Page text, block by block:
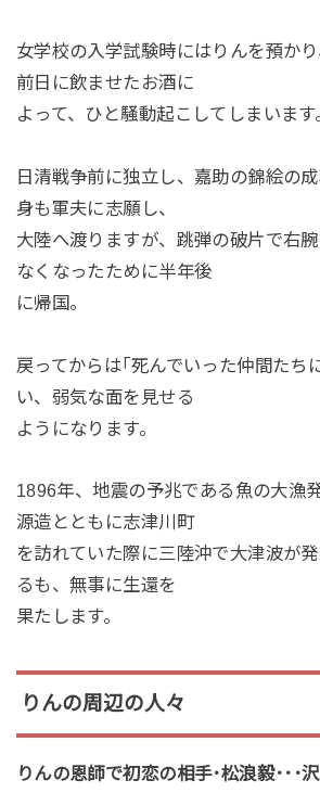
女学校の入学試験時にはりんを預か
前日に飲ませたお酒に
よって、ひと騒動起こしてしまいます
日清戦争前に独立し、嘉助の錦絵の
身も軍夫に志願し、
大陸へ渡りますが、跳弾の破片で右
なくなったために半年後
に帰国。
戻ってからは｢死んでいった仲間たち
い、弱気な面を見せる
ようになります。
1896年、地震の予兆である魚の大漁
源造とともに志津川町
を訪れていた際に三陸沖で大津波が
るも、無事に生還を
果たします。
りんの周辺の人々
りんの恩師で初恋の相手･松浪毅･･･